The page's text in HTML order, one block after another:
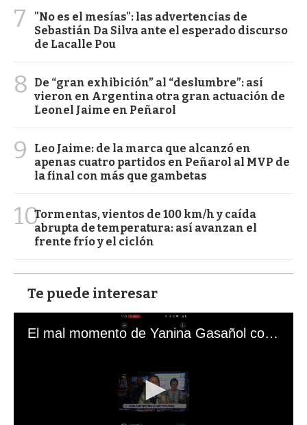
7
"No es el mesías": las advertencias de
Sebastián Da Silva ante el esperado discurso
de Lacalle Pou
8
De “gran exhibición” al “deslumbre”: así
vieron en Argentina otra gran actuación de
Leonel Jaime en Peñarol
9
Leo Jaime: de la marca que alcanzó en
apenas cuatro partidos en Peñarol al MVP de
la final con más que gambetas
10Tormentas, vientos de 100 km/h y caída
abrupta de temperatura: así avanzan el
frente frío y el ciclón
Te puede interesar
El mal momento de Yanina Gasañol con un hincha argentino en "Subrayado"